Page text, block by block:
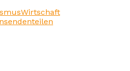
Wirtschaft
sendenteilen